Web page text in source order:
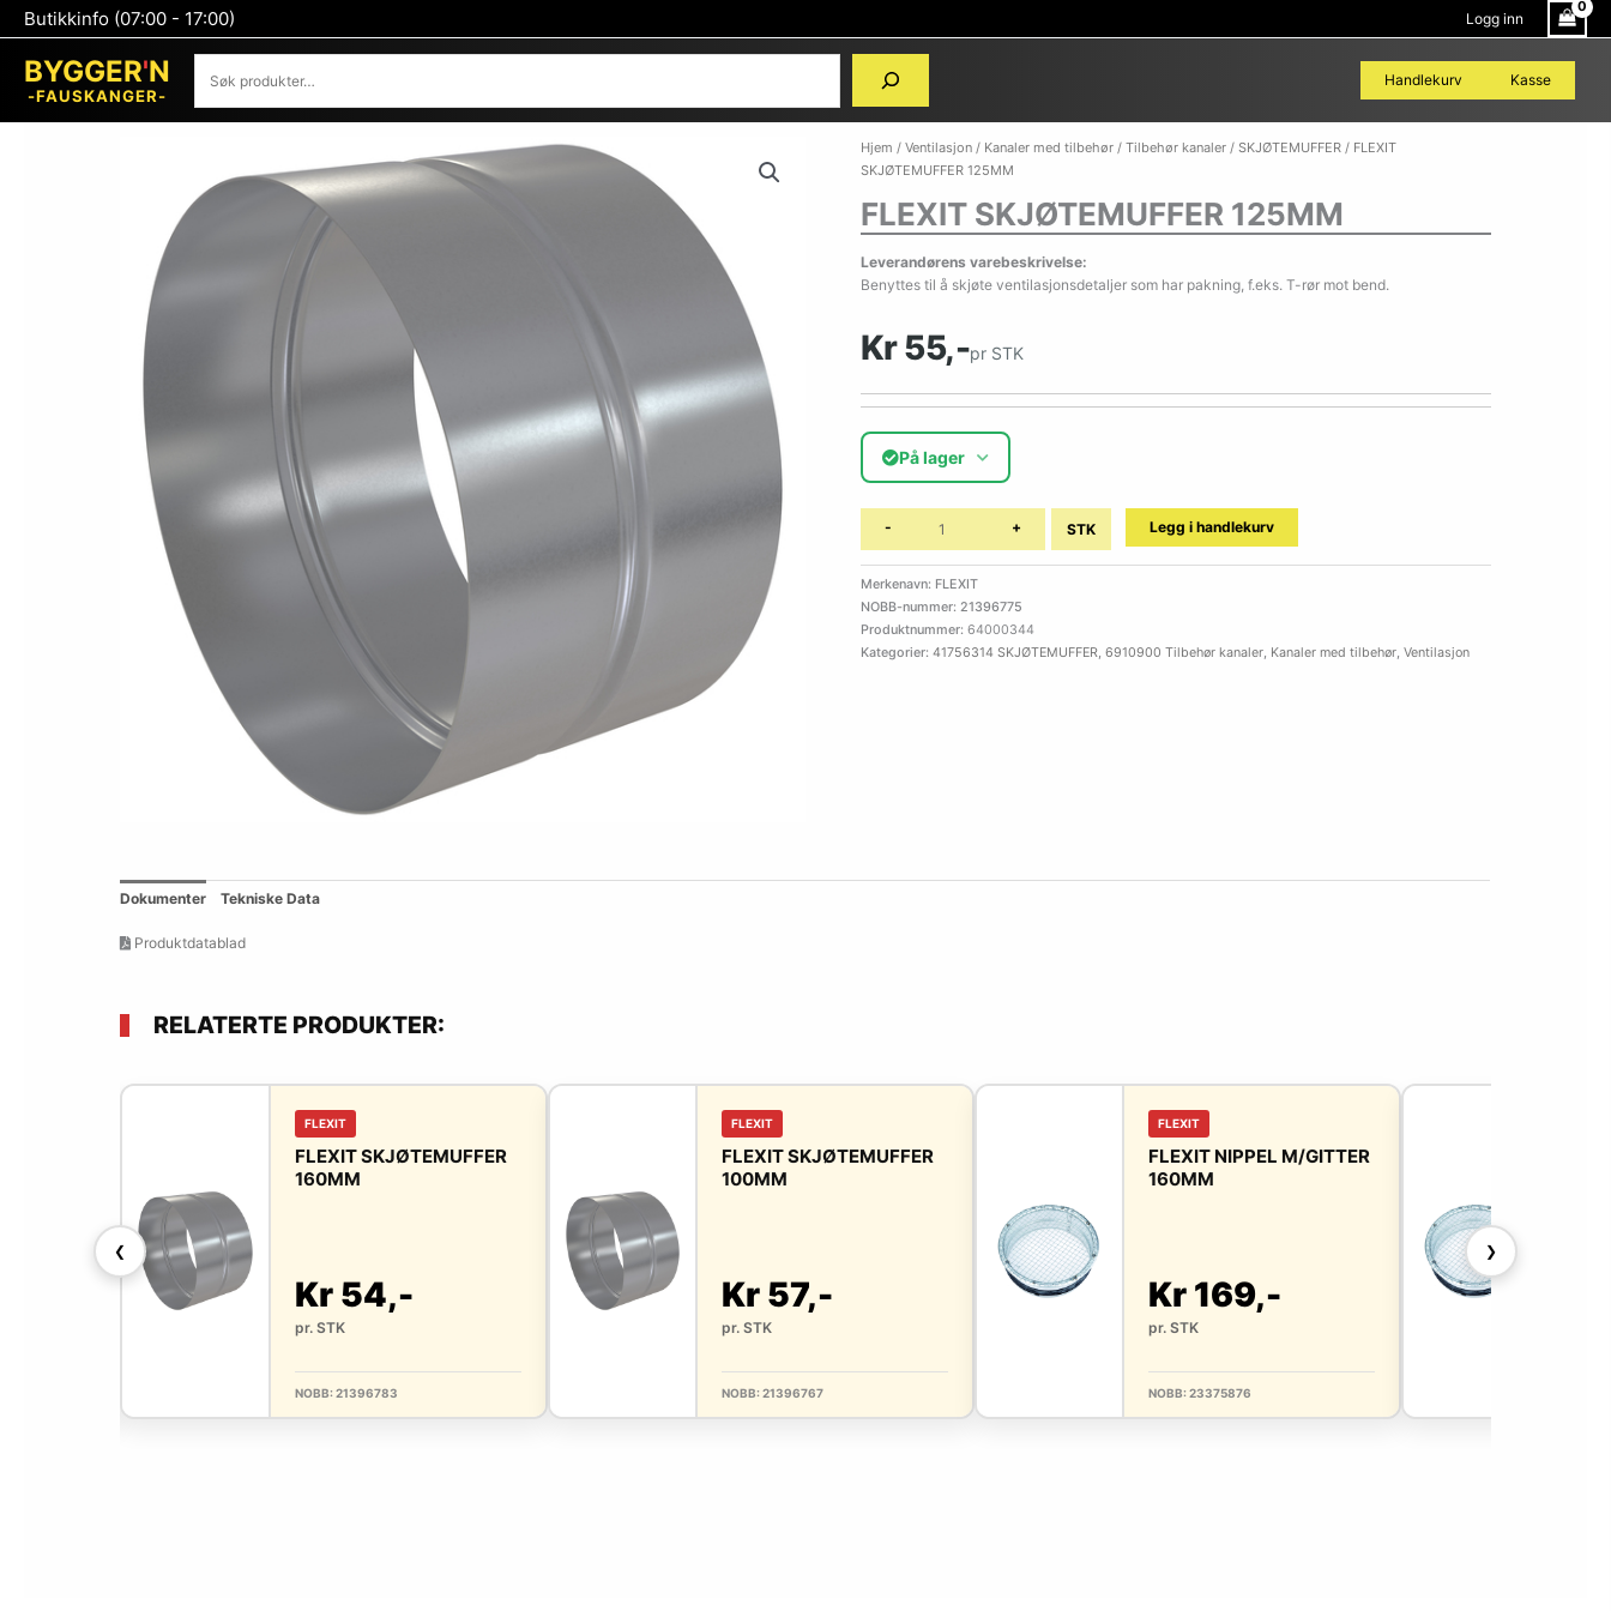
Hopp
rett
innholdet
Butikkinfo (07:00 - 17:00) Logg inn
BYGGER'N
-FAUSKANGER-
Handlekurv
Kasse
Hjem / Ventilasjon/ Kanaler med tilbehør/ Tilbehør kanaler/ SKJØTEMUFFER/ FLEXIT
SKJØTEMUFFER 125MM
FLEXIT SKJØTEMUFFER 125MM
Leverandørens varebeskrivelse:
Benyttes til å skjøte ventilasjonsdetaljer som har pakning, f.eks. T-rør mot bend.
Kr 55,-pr STK
På lager
-
FLEXIT
antall
+ STK Legg i handlekurv
Merkenavn: FLEXIT
NOBB-nummer: 21396775
Produktnummer: 64000344
Kategorier: 41756314 SKJØTEMUFFER, 6910900 Tilbehør kanaler, Kanaler med tilbehør, Ventilasjon
Dokumenter Tekniske Data
Produktdatablad
RELATERTE PRODUKTER:
❮
FLEXIT
FLEXIT SKJØTEMUFFER
160MM
Kr 54,-
pr. STK
NOBB: 21396783
FLEXIT
FLEXIT SKJØTEMUFFER
100MM
Kr 57,-
pr. STK
NOBB: 21396767
FLEXIT
FLEXIT NIPPEL M/GITTER
160MM
Kr 169,-
pr. STK
NOBB: 23375876
❯